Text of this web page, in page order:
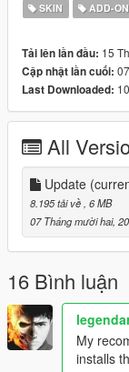
**INSTALLATION**
https://www.gta5-
for the .ini
of Julionib, put it
add 4 "Ultraman"
follow this route:
dlcpacks \
or you can also
changing the
if you value my
if you want you
support me with
SKIN ADD-ON
Tải lên lần đầu: 15
Cập nhật lần cuối:
Last Downloaded:
All
Update
8.195 tải về, 6 MB
07 Tháng mười hai,
16 Bình luận
My
installs